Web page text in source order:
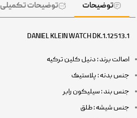
توضیحات توضیحات تکمیلی
DANIEL KLEIN WATCH DK.1.12513.1
اصالت برند : دنیل کلین ترکیه
جنس بدنه : پلاستیک
جنس بند : سیلیکون رابر
جنس شیشه : طلق